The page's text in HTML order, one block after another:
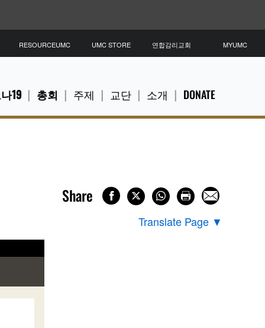
19 총회 주제 교단 소개 DONATE
RESOURCEUMC UMC STORE 연합감리교회 MYUMC
Share
Translate Page ▼